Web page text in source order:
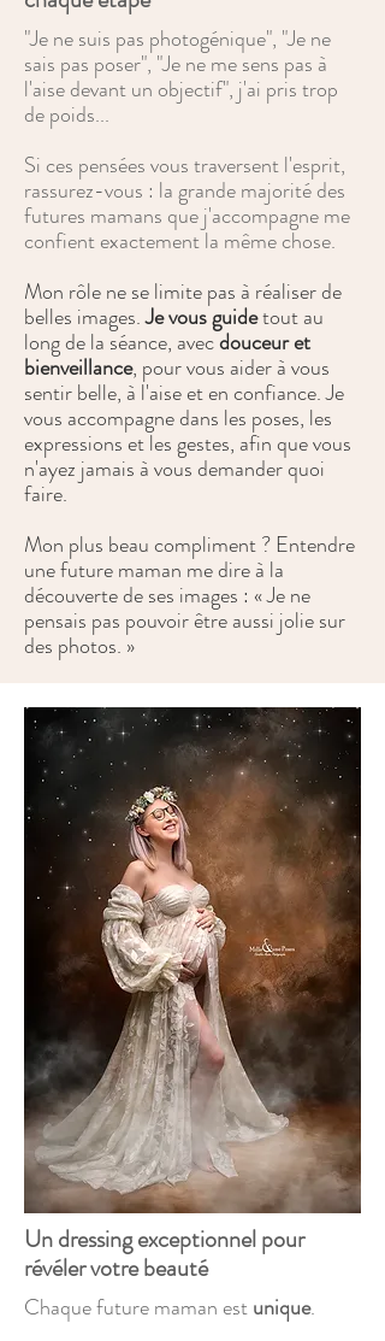
"Je ne suis pas photogénique", "Je ne
sais pas poser", "Je ne me sens pas à
l'aise devant un objectif", j'ai pris trop
de poids...
Si ces pensées vous traversent l'esprit,
rassurez-vous : la grande majorité des
futures mamans que j'accompagne me
confient exactement la même chose.
Mon rôle ne se limite pas à réaliser de
belles images.Je vous guidetout au
long de la séance, avecdouceur et
bienveillance, pour vous aider à vous
sentir belle, à l'aise et en confiance. Je
vous accompagne dans les poses, les
expressions et les gestes, afin que vous
n'ayez jamais à vous demander quoi
faire.
Mon plus beau compliment ? Entendre
une future maman me dire à la
découverte de ses images : « Je ne
pensais pas pouvoir être aussi jolie sur
des photos. »
Un dressing exceptionnel pour
révéler votre beauté
Chaque future maman estunique.